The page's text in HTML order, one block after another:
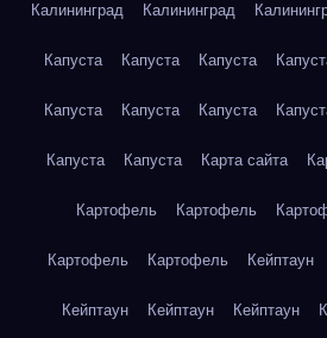
Калининград Калининград
Капуста Капуста Капуста
Капуста Капуста Капуста
Капуста Капуста Карта сайта
Картофель Картофель
Картофель Картофель Кейптаун
Кейптаун Кейптаун Кейптаун